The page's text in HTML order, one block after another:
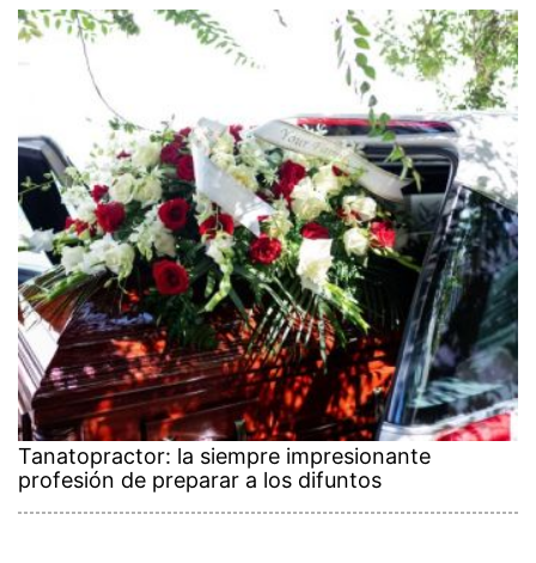
Tanatopractor: la siempre impresionante
profesión de preparar a los difuntos